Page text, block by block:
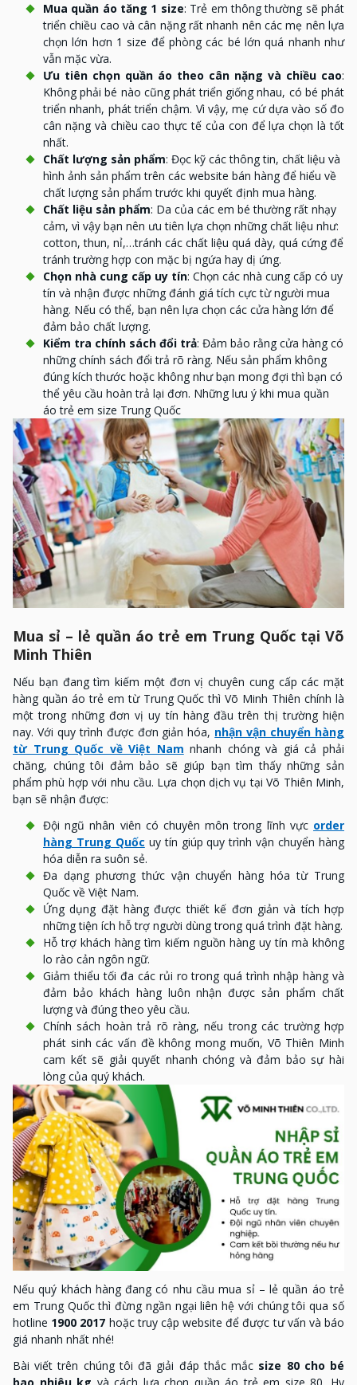
Mua quần áo tăng 1 size: Trẻ em thông thường sẽ phát
triển chiều cao và cân nặng rất nhanh nên các mẹ nên lựa
chọn lớn hơn 1 size để phòng các bé lớn quá nhanh như
vẫn mặc vừa.
Ưu tiên chọn quần áo theo cân nặng và chiều cao:
Không phải bé nào cũng phát triển giống nhau, có bé phát
triển nhanh, phát triển chậm. Vì vậy, mẹ cứ dựa vào số đo
cân nặng và chiều cao thực tế của con để lựa chọn là tốt
nhất.
Chất lượng sản phẩm: Đọc kỹ các thông tin, chất liệu và
hình ảnh sản phẩm trên các website bán hàng để hiểu về
chất lượng sản phẩm trước khi quyết định mua hàng.
Chất liệu sản phẩm: Da của các em bé thường rất nhạy
cảm, vì vậy bạn nên ưu tiên lựa chọn những chất liệu như:
cotton, thun, nỉ,…tránh các chất liệu quá dày, quá cứng để
tránh trường hợp con mặc bị ngứa hay dị ứng.
Chọn nhà cung cấp uy tín: Chọn các nhà cung cấp có uy
tín và nhận được những đánh giá tích cực từ người mua
hàng. Nếu có thể, bạn nên lựa chọn các cửa hàng lớn để
đảm bảo chất lượng.
Kiểm tra chính sách đổi trả: Đảm bảo rằng cửa hàng có
những chính sách đổi trả rõ ràng. Nếu sản phẩm không
đúng kích thước hoặc không như bạn mong đợi thì bạn có
thể yêu cầu hoàn trả lại đơn. Những lưu ý khi mua quần
áo trẻ em size Trung Quốc
Mua sỉ – lẻ quần áo trẻ em Trung Quốc tại Võ
Minh Thiên
Nếu bạn đang tìm kiếm một đơn vị chuyên cung cấp các mặt
hàng quần áo trẻ em từ Trung Quốc thì Võ Minh Thiên chính là
một trong những đơn vị uy tín hàng đầu trên thị trường hiện
nay. Với quy trình được đơn giản hóa, nhận vận chuyển hàng
từ Trung Quốc về Việt Nam nhanh chóng và giá cả phải
chăng, chúng tôi đảm bảo sẽ giúp bạn tìm thấy những sản
phẩm phù hợp với nhu cầu. Lựa chọn dịch vụ tại Võ Thiên Minh,
bạn sẽ nhận được:
Đội ngũ nhân viên có chuyên môn trong lĩnh vực order
hàng Trung Quốc uy tín giúp quy trình vận chuyển hàng
hóa diễn ra suôn sẻ.
Đa dạng phương thức vận chuyển hàng hóa từ Trung
Quốc về Việt Nam.
Ứng dụng đặt hàng được thiết kế đơn giản và tích hợp
những tiện ích hỗ trợ người dùng trong quá trình đặt hàng.
Hỗ trợ khách hàng tìm kiếm nguồn hàng uy tín mà không
lo rào cản ngôn ngữ.
Giảm thiểu tối đa các rủi ro trong quá trình nhập hàng và
đảm bảo khách hàng luôn nhận được sản phẩm chất
lượng và đúng theo yêu cầu.
Chính sách hoàn trả rõ ràng, nếu trong các trường hợp
phát sinh các vấn đề không mong muốn, Võ Thiên Minh
cam kết sẽ giải quyết nhanh chóng và đảm bảo sự hài
lòng của quý khách.
Nếu quý khách hàng đang có nhu cầu mua sỉ – lẻ quần áo trẻ
em Trung Quốc thì đừng ngần ngại liên hệ với chúng tôi qua số
hotline 1900 2017 hoặc truy cập website để được tư vấn và báo
giá nhanh nhất nhé!
Bài viết trên chúng tôi đã giải đáp thắc mắc size 80 cho bé